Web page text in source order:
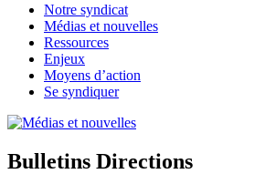
Notre syndicat
Médias et nouvelles
Ressources
Enjeux
Moyens d’action
Se syndiquer
Bulletins Directions